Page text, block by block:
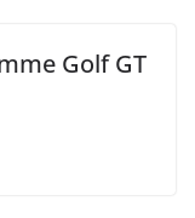
Golf GT